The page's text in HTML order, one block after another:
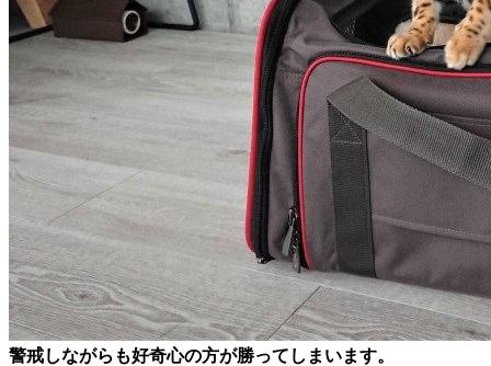
警戒しながらも好奇心の方が勝ってしまいます。